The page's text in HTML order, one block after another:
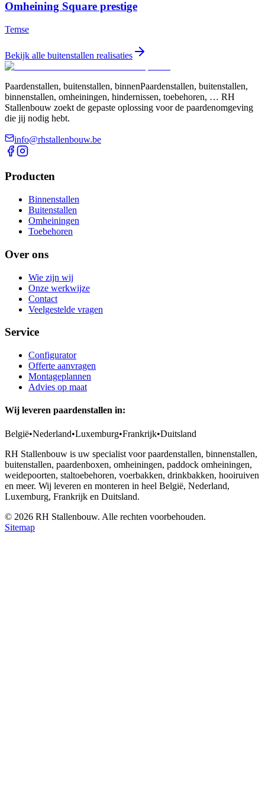
Omheining Square prestige
Temse
Bekijk alle buitenstallen realisaties
Paardenstallen, buitenstallen, binnenPaardenstallen, buitenstallen,
binnenstallen, omheiningen, hindernissen, toebehoren, … RH
Stallenbouw zoekt de gepaste oplossing voor de paardenomgeving
die jij nodig hebt.
info@rhstallenbouw.be
Producten
Binnenstallen
Buitenstallen
Omheiningen
Toebehoren
Over ons
Wie zijn wij
Onze werkwijze
Contact
Veelgestelde vragen
Service
Configurator
Offerte aanvragen
Montageplannen
Advies op maat
Wij leveren paardenstallen in:
België•Nederland•Luxemburg•Frankrijk•Duitsland
RH Stallenbouw is uw specialist voor paardenstallen, binnenstallen,
buitenstallen, paardenboxen, omheiningen, paddock omheiningen,
weidepoorten, staltoebehoren, voerbakken, drinkbakken, hooiruiven
en meer. Wij leveren en monteren in heel België, Nederland,
Luxemburg, Frankrijk en Duitsland.
© 2026 RH Stallenbouw. Alle rechten voorbehouden.
Sitemap